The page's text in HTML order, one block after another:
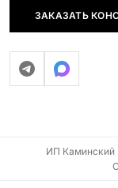
ЗАКАЗАТЬ
ИП Каминский